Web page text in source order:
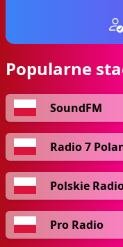
Popularne
SoundFM
Radio 7
Polskie
Pro Radio